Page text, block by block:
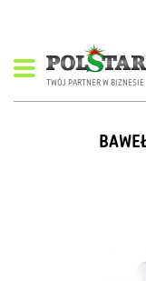
TWÓJ PARTNER W BIZNESIE